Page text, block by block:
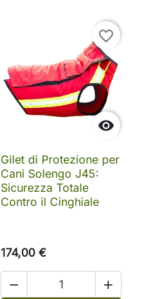

favorite_border
Gilet di Protezione per
Cani Solengo J45:
Sicurezza Totale
Contro il Cinghiale
174,00 €
 